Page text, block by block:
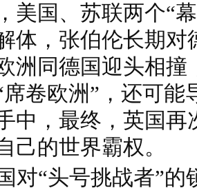
美国、苏联两个“
体，张伯伦长期
洲同德国迎头相撞
卷欧洲”，还可能
中，最终，英国再
己的世界霸权。
对“头号挑战者”的